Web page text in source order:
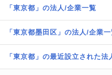
「東京都」の法人/企業一覧
「東京都墨田区」の法人/企業
「東京都」の最近設立された法